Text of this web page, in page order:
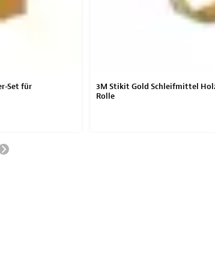
Set für
3M Stikit Gold Schleifmittel
Rolle